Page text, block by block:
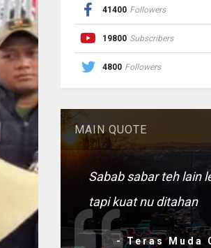
41400 Followers
19800 Subscribers
4800 Followers
MAIN QUOTE
Sabab sabar teh lain
tapi kuat nu ditahan
- Teras Muda